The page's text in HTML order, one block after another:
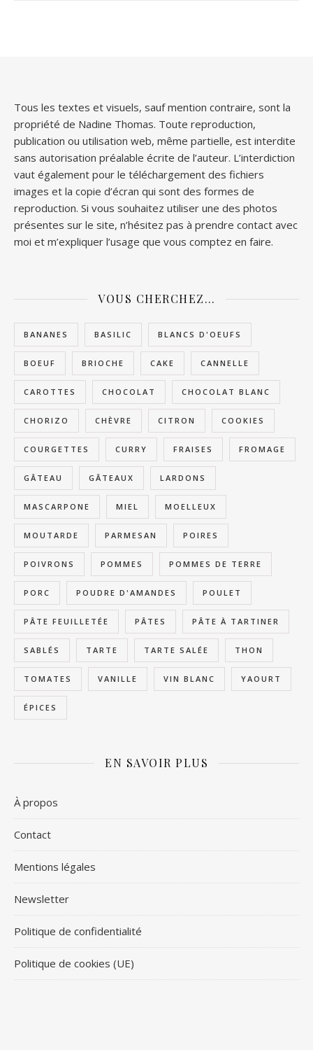
Tous les textes et visuels, sauf mention contraire, sont la
propriété de Nadine Thomas. Toute reproduction,
publication ou utilisation web, même partielle, est interdite
sans autorisation préalable écrite de l’auteur. L’interdiction
vaut également pour le téléchargement des fichiers
images et la copie d’écran qui sont des formes de
reproduction. Si vous souhaitez utiliser une des photos
présentes sur le site, n’hésitez pas à prendre contact avec
moi et m’expliquer l’usage que vous comptez en faire.
VOUS CHERCHEZ…
BANANES BASILIC BLANCS D'OEUFS
BOEUF BRIOCHE CAKE CANNELLE
CAROTTES CHOCOLAT CHOCOLAT BLANC
CHORIZO CHÈVRE CITRON COOKIES
COURGETTES CURRY FRAISES FROMAGE
GÂTEAU GÂTEAUX LARDONS
MASCARPONE MIEL MOELLEUX
MOUTARDE PARMESAN POIRES
POIVRONS POMMES POMMES DE TERRE
PORC POUDRE D'AMANDES POULET
PÂTE FEUILLETÉE PÂTES PÂTE À TARTINER
SABLÉS TARTE TARTE SALÉE THON
TOMATES VANILLE VIN BLANC YAOURT
ÉPICES
EN SAVOIR PLUS
À propos
Contact
Mentions légales
Newsletter
Politique de confidentialité
Politique de cookies (UE)